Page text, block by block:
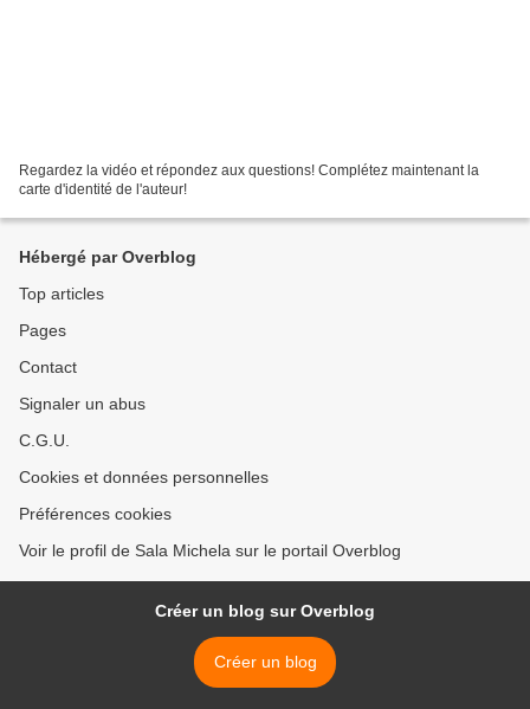
Regardez la vidéo et répondez aux questions! Complétez maintenant la
carte d'identité de l'auteur!
Hébergé par Overblog
Top articles
Pages
Contact
Signaler un abus
C.G.U.
Cookies et données personnelles
Préférences cookies
Voir le profil de Sala Michela sur le portail Overblog
Créer un blog sur Overblog
Créer un blog